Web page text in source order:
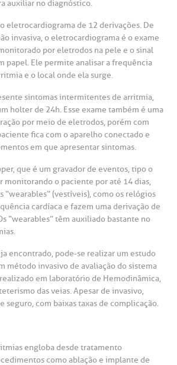
auxiliar no diagnóstico.
eletrocardiograma de 12 derivações. De
invasiva, o eletrocardiograma é o exame
por eletrodos na pele e o sinal
papel. Ele permite analisar a frequência
e o local onde ela surge.
sintomas intermitentes de arritmia,
holter de 24h. Esse exame também é uma
por meio de eletrodos, porém com
fica com o aparelho conectado e
em que apresentar sintomas.
que é um gravador de eventos, tipo o
monitorando o paciente por até 14 dias,
“wearables” (vestíveis), como os relógios
cardíaca e fazem uma derivação de
“wearables” têm auxiliado bastante no
encontrado, pode-se realizar um estudo
método invasivo de avaliação do sistema
em laboratório de Hemodinâmica,
das veias. Apesar de invasivo,
seguro, com baixas taxas de complicação.
engloba desde tratamento
como ablação e implante de